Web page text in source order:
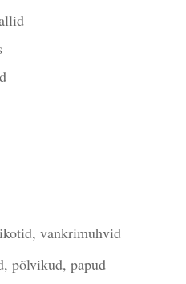
vankrimuhvid
põlvikud, papud